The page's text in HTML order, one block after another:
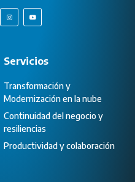
Servicios
Transformación y
Modernización en la nube
Continuidad del negocio y
resiliencias
Productividad y colaboración